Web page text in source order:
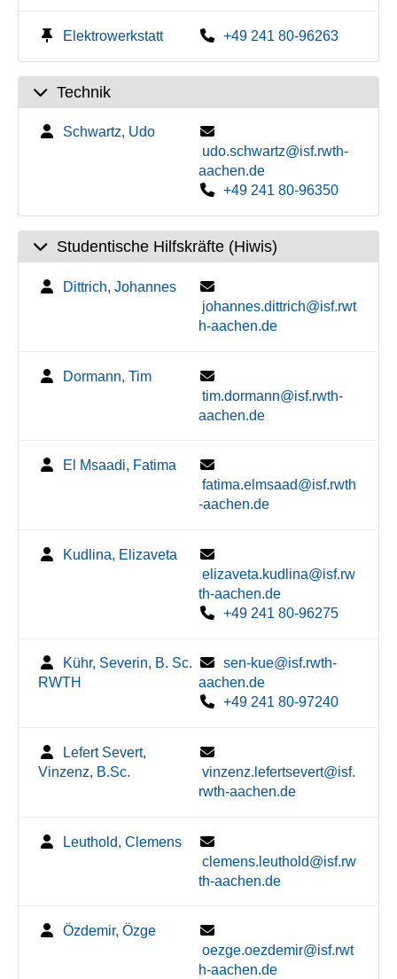
Elektrowerkstatt +49 241 80-96263
Technik
Schwartz, Udo
udo.schwartz@isf.rwth-
aachen.de
+49 241 80-96350
Studentische Hilfskräfte (Hiwis)
Dittrich, Johannes
johannes.dittrich@isf.rwt
h-aachen.de
Dormann, Tim
tim.dormann@isf.rwth-
aachen.de
El Msaadi, Fatima
fatima.elmsaad@isf.rwth
-aachen.de
Kudlina, Elizaveta
elizaveta.kudlina@isf.rw
th-aachen.de
+49 241 80-96275
Kühr, Severin, B. Sc.
RWTH
sen-kue@isf.rwth-
aachen.de
+49 241 80-97240
Lefert Severt,
Vinzenz, B.Sc.
vinzenz.lefertsevert@isf.
rwth-aachen.de
Leuthold, Clemens
clemens.leuthold@isf.rw
th-aachen.de
Özdemir, Özge
oezge.oezdemir@isf.rwt
h-aachen.de